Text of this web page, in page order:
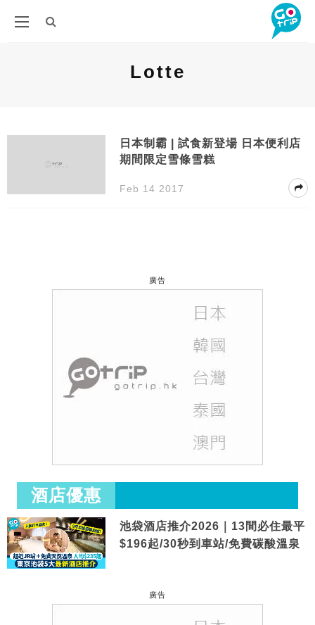
Lotte
日本制霸 | 試食新登場 日本便利店
期間限定雪條雪糕
Feb 14 2017
廣告
酒店優惠
池袋酒店推介2026｜13間必住最平
$196起/30秒到車站/免費碳酸溫泉
廣告